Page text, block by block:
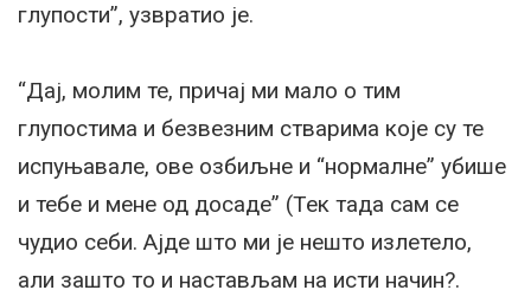
глупости”, узвратио је.
“Дај, молим те, причај ми мало о тим
глупостима и безвезним стварима које су те
испуњавале, ове озбиљне и “нормалне” убише
и тебе и мене од досаде” (Тек тада сам се
чудио себи. Ајде што ми је нешто излетело,
али зашто то и настављам на исти начин?.